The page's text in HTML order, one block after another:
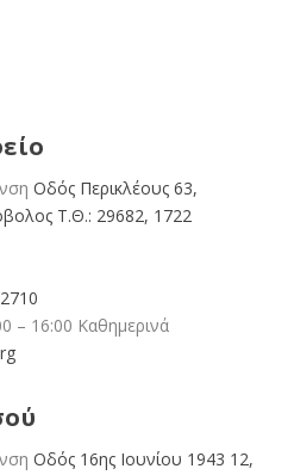
Οδός Περικλέους 63,
Τ.Θ.: 29682, 1722
– 16:00 Καθημερινά
Οδός 16ης Ιουνίου 1943 12,